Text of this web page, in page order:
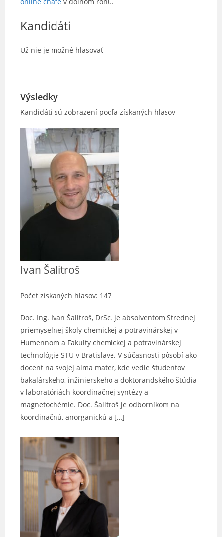
Kandidáti
Už nie je možné hlasovať
Výsledky
Kandidáti sú zobrazení podľa získaných hlasov
Ivan Šalitroš
Počet získaných hlasov: 147
Doc. Ing. Ivan Šalitroš, DrSc. je absolventom Strednej
priemyselnej školy chemickej a potravinárskej v
Humennom a Fakulty chemickej a potravinárskej
technológie STU v Bratislave. V súčasnosti pôsobí ako
docent na svojej alma mater, kde vedie študentov
bakalárskeho, inžinierskeho a doktorandského štúdia
v laboratóriách koordinačnej syntézy a
magnetochémie. Doc. Šalitroš je odborníkom na
koordinačnú, anorganickú a […]